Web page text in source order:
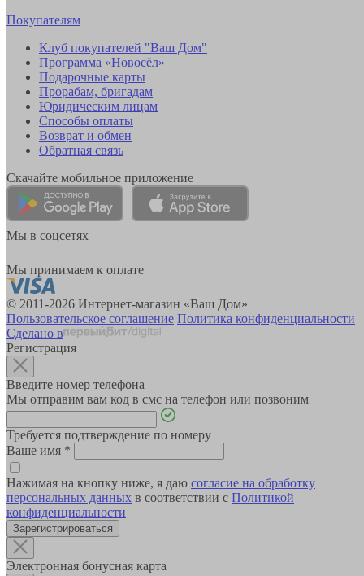
Покупателям
Клуб покупателей "Ваш Дом"
Программа «Новосёл»
Подарочные карты
Прорабам, бригадам
Юридическим лицам
Способы оплаты
Возврат и обмен
Обратная связь
Скачайте мобильное приложение
Мы в соцсетях
Мы принимаем к оплате
© 2011-2026 Интернет-магазин «Ваш Дом»
Пользовательское соглашение Политика конфиденциальности
Сделано в
Регистрация
Введите номер телефона
Мы отправим вам код в смс на телефон или позвоним
Требуется подтверждение по номеру
Ваше имя *
Нажимая на кнопку ниже, я даю согласие на обработку
персональных данных в соответствии с Политикой
конфиденциальности
Зарегистрироваться
Электронная бонусная карта